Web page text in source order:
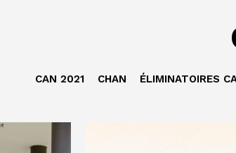
CAN 2021 CHAN ÉLIMINATOIRES